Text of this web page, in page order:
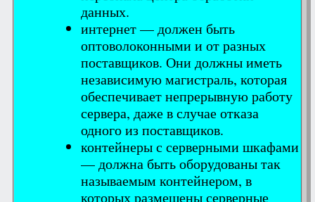
данных.
интернет — должен быть
оптоволоконными и от разных
поставщиков. Они должны иметь
независимую магистраль, которая
обеспечивает непрерывную работу
сервера, даже в случае отказа
одного из поставщиков.
контейнеры с серверными шкафами
— должна быть оборудованы так
называемым контейнером, в
которых размещены серверные